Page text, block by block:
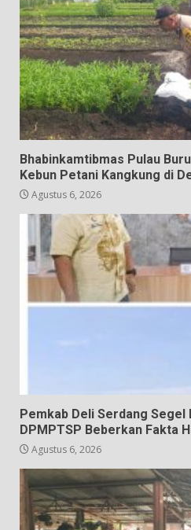
Bhabinkamtibmas Pulau
Kebun Petani Kangkung di
Agustus 6, 2026
Pemkab Deli Serdang Segel
DPMPTSP Beberkan Fakta
Agustus 6, 2026